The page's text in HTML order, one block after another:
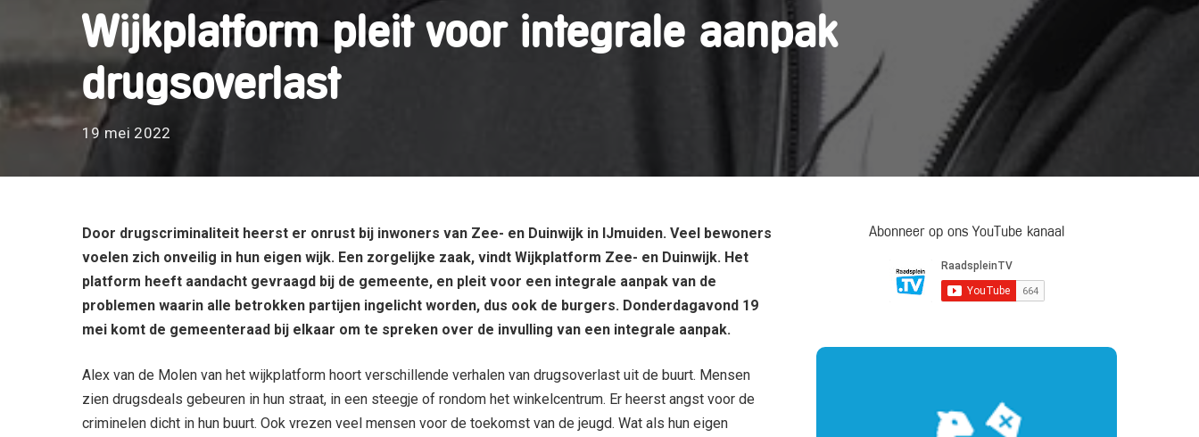
Wijkplatform pleit voor integrale aanpak
drugsoverlast
19 mei 2022
Door drugscriminaliteit heerst er onrust bij inwoners van Zee- en Duinwijk in IJmuiden. Veel bewoners
voelen zich onveilig in hun eigen wijk. Een zorgelijke zaak, vindt Wijkplatform Zee- en Duinwijk. Het
platform heeft aandacht gevraagd bij de gemeente, en pleit voor een integrale aanpak van de
problemen waarin alle betrokken partijen ingelicht worden, dus ook de burgers. Donderdagavond 19
mei komt de gemeenteraad bij elkaar om te spreken over de invulling van een integrale aanpak.
Alex van de Molen van het wijkplatform hoort verschillende verhalen van drugsoverlast uit de buurt. Mensen
zien drugsdeals gebeuren in hun straat, in een steegje of rondom het winkelcentrum. Er heerst angst voor de
criminelen dicht in hun buurt. Ook vrezen veel mensen voor de toekomst van de jeugd. Wat als hun eigen
Abonneer op ons YouTube kanaal